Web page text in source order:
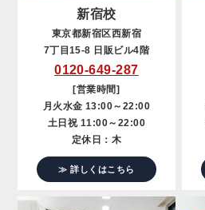
新宿校
東京都新宿区西新宿
7丁目15-8 日販ビル4階
0120-649-287
[営業時間]
月火水金 13:00～22:00
土日祝 11:00～22:00
定休日：木
≫ 詳しくはこちら